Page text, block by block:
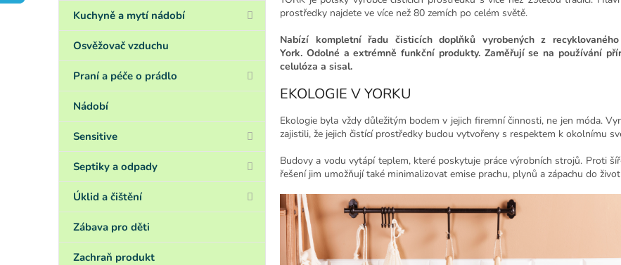
e
Kuchyně a mytí nádobí
Osvěžovač vzduchu
Praní a péče o prádlo
Nádobí
Sensitive
Septiky a odpady
Úklid a čištění
Zábava pro děti
Zachraň produkt
prostředky najdete ve více než 80 zemích po celém světě.
Nabízí kompletní řadu čisticích doplňků vyrobených z
York. Odolné a extrémně funkční produkty. Zaměřují se na používání
celulóza a sisal.
EKOLOGIE V YORKU
Ekologie byla vždy důležitým bodem v jejich firemní činnosti, ne jen móda.
zajistili, že jejich čistící prostředky budou vytvořeny s respektem k okolnímu
Budovy a vodu vytápí teplem, které poskytuje práce výrobních strojů. Proti
řešení jim umožňují také minimalizovat emise prachu, plynů a zápachu do